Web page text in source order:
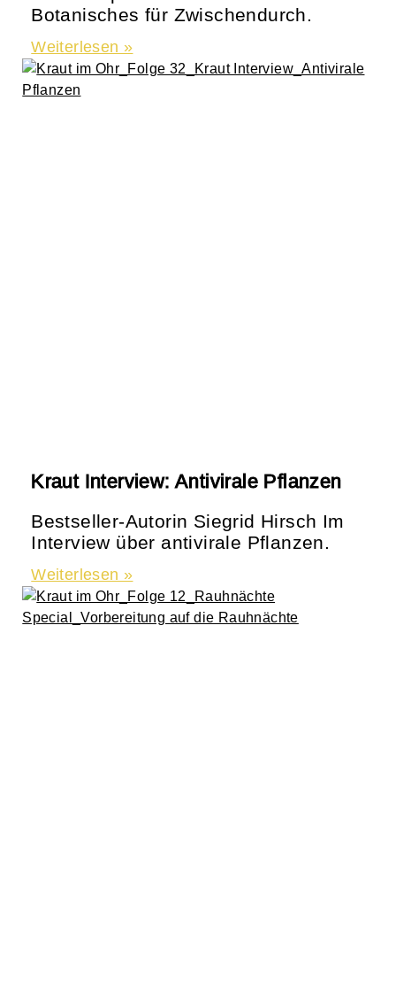
Botanisches für Zwischendurch.
Weiterlesen »
Kraut Interview: Antivirale Pflanzen
Bestseller-Autorin Siegrid Hirsch Im
Interview über antivirale Pflanzen.
Weiterlesen »